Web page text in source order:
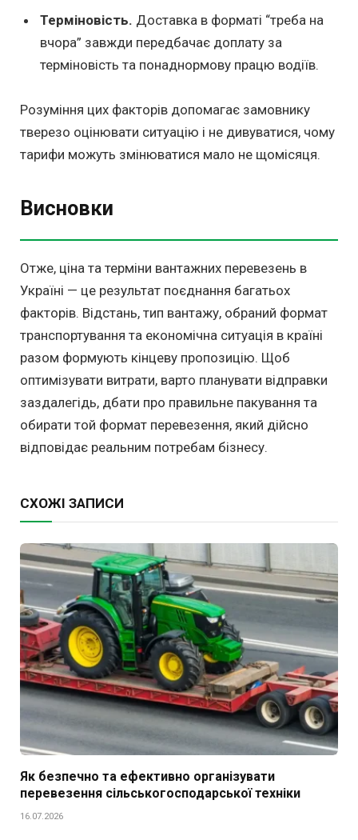
Терміновість. Доставка в форматі “треба на
вчора” завжди передбачає доплату за
терміновість та понаднормову працю водіїв.
Розуміння цих факторів допомагає замовнику
тверезо оцінювати ситуацію і не дивуватися, чому
тарифи можуть змінюватися мало не щомісяця.
Висновки
Отже, ціна та терміни вантажних перевезень в
Україні — це результат поєднання багатьох
факторів. Відстань, тип вантажу, обраний формат
транспортування та економічна ситуація в країні
разом формують кінцеву пропозицію. Щоб
оптимізувати витрати, варто планувати відправки
заздалегідь, дбати про правильне пакування та
обирати той формат перевезення, який дійсно
відповідає реальним потребам бізнесу.
СХОЖІ ЗАПИСИ
Як безпечно та ефективно організувати
перевезення сільськогосподарської техніки
16.07.2026